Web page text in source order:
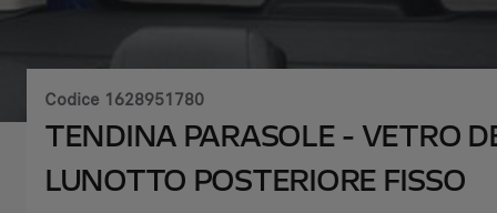
Codice 1628951780
TENDINA PARASOLE - VETRO
LUNOTTO POSTERIORE FISSO